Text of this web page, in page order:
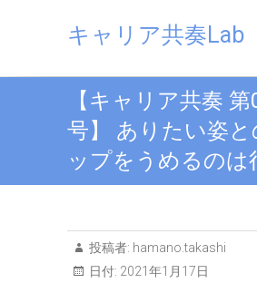
キャリア共奏Lab
【キャリア共奏
号】 ありたい姿と
ップをうめるのは
投稿者: hamano.takashi
日付: 2021年1月17日